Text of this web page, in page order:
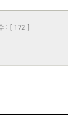
: [ 172 ]